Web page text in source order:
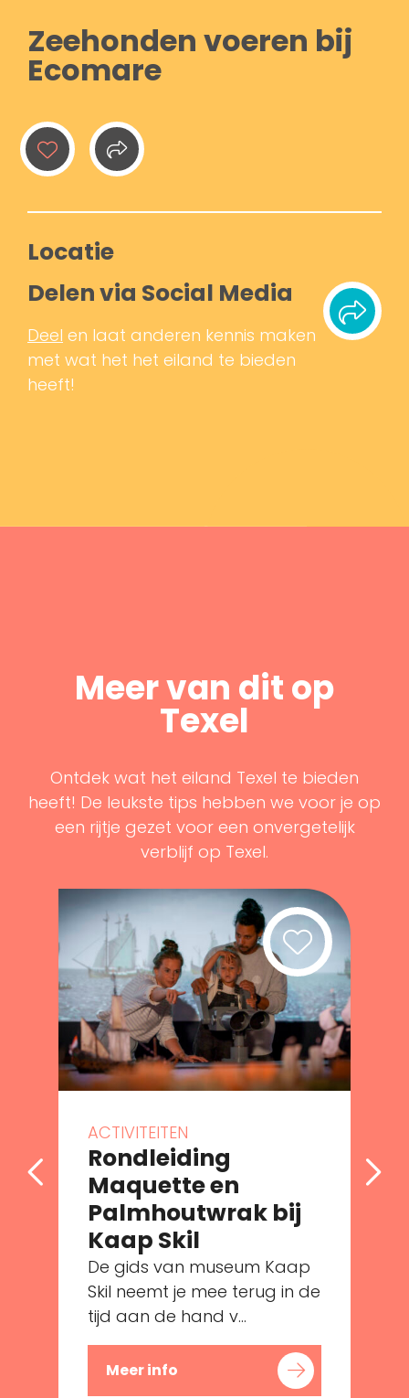
Zeehonden voeren bij
Ecomare
Locatie
Delen via Social Media
Deel en laat anderen kennis maken
met wat het het eiland te bieden
heeft!
Meer van dit op
Texel
Ontdek wat het eiland Texel te bieden
heeft! De leukste tips hebben we voor je op
een rijtje gezet voor een onvergetelijk
verblijf op Texel.
ACTIVITEITEN
Rondleiding
Maquette en
Palmhoutwrak bij
Kaap Skil
De gids van museum Kaap
Skil neemt je mee terug in de
tijd aan de hand v...
Meer info